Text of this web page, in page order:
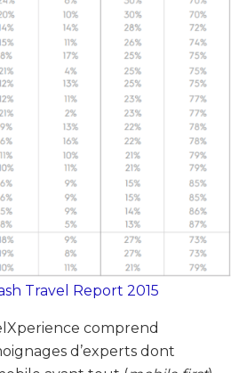
Travel Report 2015
comprend
d’experts dont